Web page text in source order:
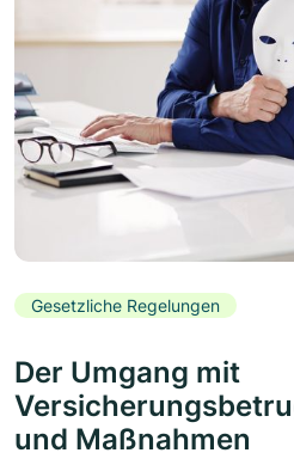
Gesetzliche Regelungen
Der Umgang mit
und Maßnahmen